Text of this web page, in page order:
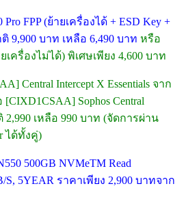
FPP (ย้ายเครื่องได้ + ESD Key +
9,900 บาท เหลือ 6,490 บาท หรือ
เครื่องไม่ได้) พิเศษเพียง 4,600 บาท
Central Intercept X Essentials จาก
Sophos Central
2,990 เหลือ 990 บาท (จัดการผ่าน
ได้ทั้งคู่)
500GB NVMeTM Read
S, 5YEAR ราคาเพียง 2,900 บาทจาก